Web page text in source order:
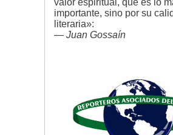
valor espiritual, que es lo
importante, sino por su
literaria»:
— Juan Gossaín